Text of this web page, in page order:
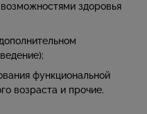
здоровья
функциональной
возраста и прочие.